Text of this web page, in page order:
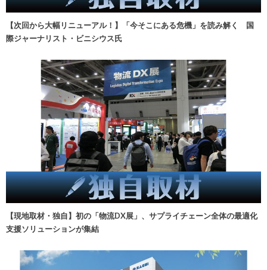
【次回から大幅リニューアル！】「今そこにある危機」を読み解く 国
際ジャーナリスト・ビニシウス氏
【現地取材・独自】初の「物流DX展」、サプライチェーン全体の最適化
支援ソリューションが集結